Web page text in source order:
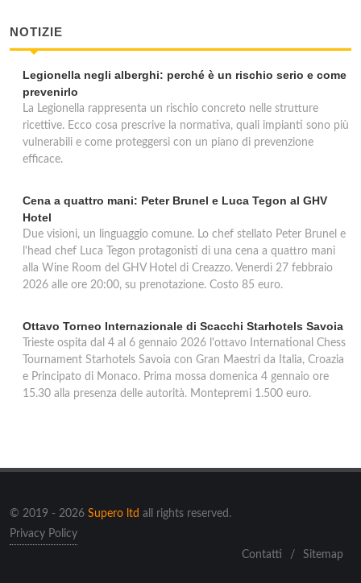
NOTIZIE
Legionella negli alberghi: perché è un rischio serio e come
prevenirlo
La Legionella rappresenta un rischio concreto nelle strutture
ricettive. Ecco cosa prescrive la normativa, quali impianti sono più
vulnerabili e come proteggersi con un piano di prevenzione
efficace.
Cena a quattro mani: Peter Brunel e Luca Tegon al GHV
Hotel
Due visioni, un linguaggio comune. Lo chef stellato Peter Brunel e
l'head chef Luca Tegon protagonisti di una cena a quattro mani
alla Wine Room del GHV Hotel di Creazzo. Venerdì 27 febbraio
2026 alle ore 20:00, su prenotazione. Costo 85 euro.
Ottavo Torneo Internazionale di Scacchi Starhotels Savoia
Trieste ospita dal 4 al 6 gennaio 2026 l'ottavo International Chess
Tournament Starhotels Savoia con Gran Maestri da Italia, Croazia
e Principato di Monaco. Prima mossa domenica 4 gennaio ore
15.30 alla presenza delle autorità. Montepremi 1.500 euro.
© 2019 - 2026 Supero ltd all rights reserved.
Privacy Policy
Contatti
/ Sitemap